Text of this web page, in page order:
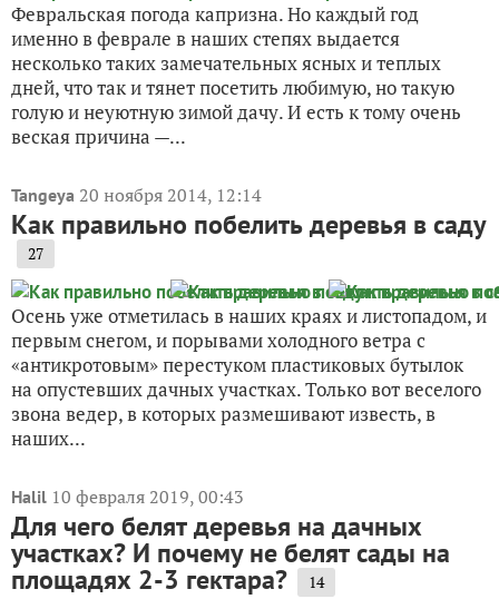
Февральская погода капризна. Но каждый год
именно в феврале в наших степях выдается
несколько таких замечательных ясных и теплых
дней, что так и тянет посетить любимую, но такую
голую и неуютную зимой дачу. И есть к тому очень
веская причина —...
Tangeya 20 ноября 2014, 12:14
Как правильно побелить деревья в саду
27
Осень уже отметилась в наших краях и листопадом, и
первым снегом, и порывами холодного ветра с
«антикротовым» перестуком пластиковых бутылок
на опустевших дачных участках. Только вот веселого
звона ведер, в которых размешивают известь, в
наших...
Halil 10 февраля 2019, 00:43
Для чего белят деревья на дачных
участках? И почему не белят сады на
площадях 2-3 гектара? 14